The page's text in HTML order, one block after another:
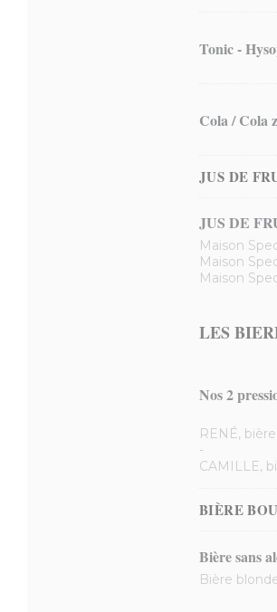
Tonic -
Cola / Cola
JUS DE
JUS DE
Maison
Maison
Maison
LES
Nos 2
RENÉ,
-
CAMILLE,
BIÈRE
Bière sans
Bière